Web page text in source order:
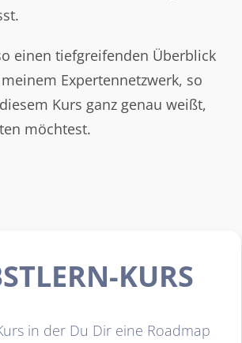
einen tiefgreifenden Überblick
Expertennetzwerk, so
Kurs ganz genau weißt,
möchtest.
KURS
in der Du Dir eine Roadmap